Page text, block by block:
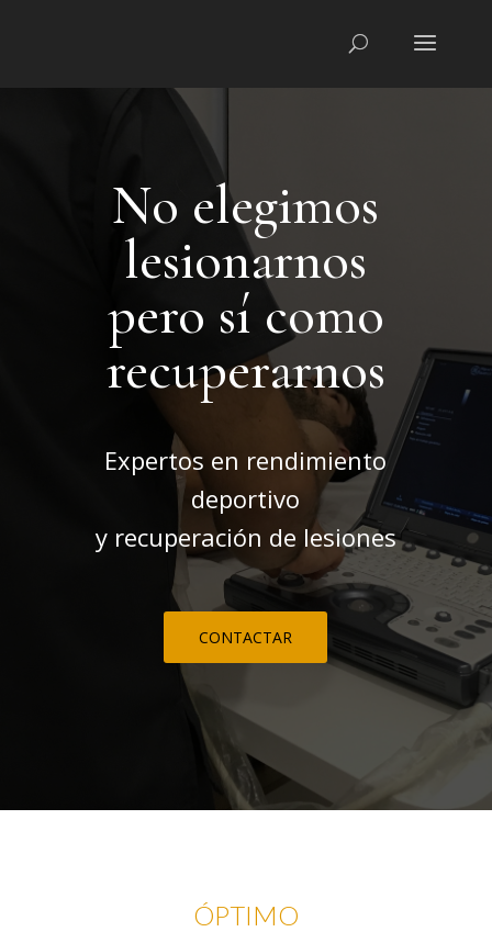
No elegimos
lesionarnos
pero sí como
recuperarnos
Expertos en rendimiento
deportivo
y recuperación de lesiones
CONTACTAR
ÓPTIMO